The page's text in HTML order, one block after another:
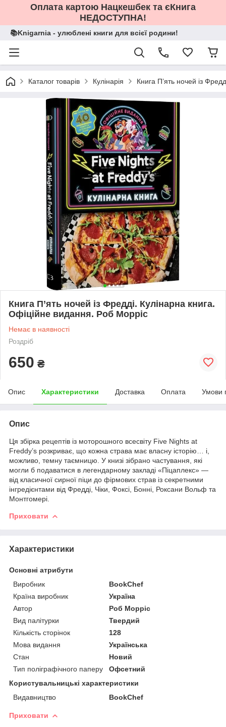
Оплата картою Нацкешбек та єКнига
НЕДОСТУПНА!
📚Knigarnia - улюблені книги для всієї родини!
Каталог товарів Кулінарія Книга П’ять ночей із
Книга П’ять ночей із Фредді. Кулінарна книга.
Офіційне видання. Роб Морріс
Немає в наявності
Роздріб
650 ₴
Опис Характеристики Доставка Оплата Умови
Опис
Ця збірка рецептів із моторошного всесвіту Five Nights at
Freddy’s розкриває, що кожна страва має власну історію… і,
можливо, темну таємницю. У книзі зібрано частування, які
могли б подаватися в легендарному закладі «Піцаплекс» —
від класичної сирної піци до фірмових страв із секретними
інгредієнтами від Фредді, Чіки, Фоксі, Бонні, Роксани Вольф та
Монтгомері.
Приховати
Характеристики
Основні атрибути
Виробник
BookChef
Країна виробник
Україна
Автор
Роб Морріс
Вид палітурки
Твердий
Кількість сторінок
128
Мова видання
Українська
Стан
Новий
Тип поліграфічного паперу
Офсетний
Користувальницькі характеристики
Видавництво
BookChef
Приховати